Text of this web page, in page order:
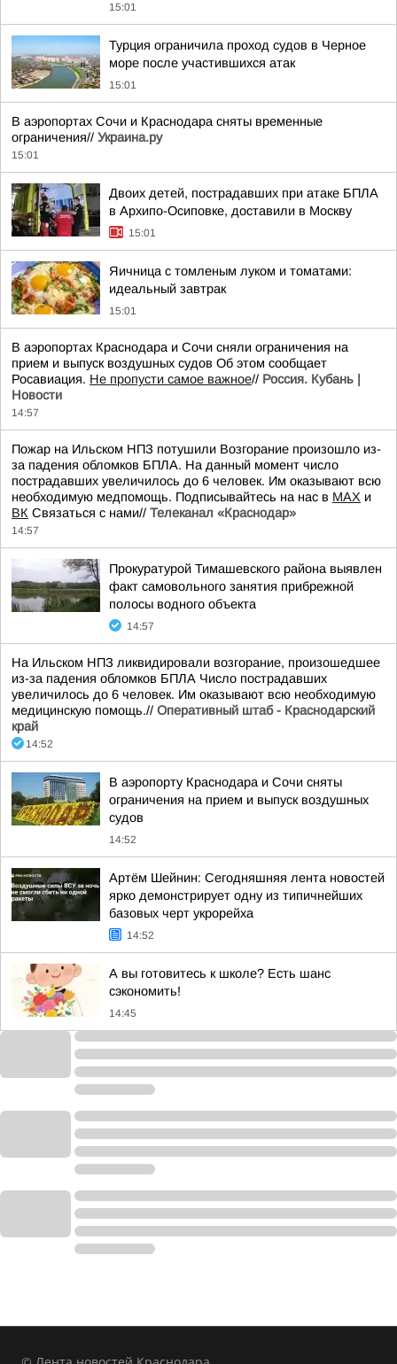
15:01
Турция ограничила проход судов в Черное
море после участившихся атак
15:01
В аэропортах Сочи и Краснодара сняты временные
ограничения// Украина.ру
15:01
Двоих детей, пострадавших при атаке БПЛА
в Архипо-Осиповке, доставили в Москву
15:01
Яичница с томленым луком и томатами:
идеальный завтрак
15:01
В аэропортах Краснодара и Сочи сняли ограничения на
прием и выпуск воздушных судов Об этом сообщает
Росавиация. Не пропусти самое важное// Россия. Кубань |
Новости
14:57
Пожар на Ильском НПЗ потушили Возгорание произошло из-
за падения обломков БПЛА. На данный момент число
пострадавших увеличилось до 6 человек. Им оказывают всю
необходимую медпомощь. Подписывайтесь на нас в MAX и
ВК Связаться с нами// Телеканал «Краснодар»
14:57
Прокуратурой Тимашевского района выявлен
факт самовольного занятия прибрежной
полосы водного объекта
14:57
На Ильском НПЗ ликвидировали возгорание, произошедшее
из-за падения обломков БПЛА Число пострадавших
увеличилось до 6 человек. Им оказывают всю необходимую
медицинскую помощь.// Оперативный штаб - Краснодарский
край
14:52
В аэропорту Краснодара и Сочи сняты
ограничения на прием и выпуск воздушных
судов
14:52
Артём Шейнин: Сегодняшняя лента новостей
ярко демонстрирует одну из типичнейших
базовых черт укрорейха
14:52
А вы готовитесь к школе? Есть шанс
сэкономить!
14:45